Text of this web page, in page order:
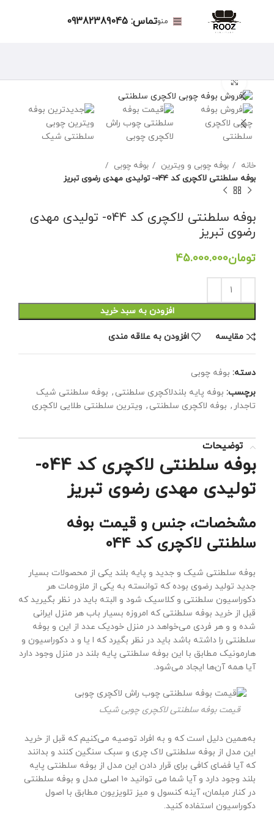
منوتماس: 09382389045
برای بزرگنمایی کلیک کنید
خانه بوفه چوبی و ویترین
بوفه چوبی
بوفه سلطنتی لاکچری کد 044- تولیدی مهدی رضوی تبریز
بوفه سلطنتی لاکچری کد 044- تولیدی مهدی
رضوی تبریز
تومان
افزودن به سبد خرید
مقايسه افزودن به علاقه مندی
دسته: بوفه چوبی
برچسب: بوفه پایه بلندلاکچری سلطنتی , بوفه سلطنتی شیک
تاجدار , بوفه لاکچری سلطنتی , ویترین سلطنتی طلایی لاکچری
توضیحات
بوفه سلطنتی لاکچری کد 044-
تولیدی مهدی رضوی تبریز
مشخصات، جنس و قیمت بوفه
سلطنتی لاکچری کد 044
بوفه سلطنتی شیک و جدید و پایه بلند یکی از محصولات بسیار
جدید تولید رضوی بوده که توانسته به یکی از ملزومات هر
دکوراسیون سلطنتی و کلاسیک شود و البته باید در نظر بگیرید که
قبل از خرید بوفه سلطنتی که امروزه بسیار باب هر منزل ایرانی
شده و و هر فردی می‌خواهد در منزل خودیک عدد از این و بوفه
سلطنتی را داشته باشد باید در نظر بگیرد که ا یا و د دکوراسیون و
هارمونیک مطابق با این بوفه سلطنتی پایه بلند در منزل وجود دارد
آیا همه آن‌ها ایجاد می‌شود.
قیمت بوفه سلطنتی لاکچری چوبی شیک
به‌همین دلیل است که و به افراد توصیه می‌کنیم که قبل از خرید
این مدل از بوفه سلطنتی لاک چری و سبک سنگین کنند و بدانند
که آیا فضای کافی برای قرار دادن این مدل از بوفه سلطنتی پایه
بلند وجود دارد و آیا شما می توانید ۱۰ اصلی مدل و بوفه سلطنتی
در کنار مبلمان، آینه کنسول و میز تلویزیون مطابق با اصول
دکوراسیون استفاده کنید.